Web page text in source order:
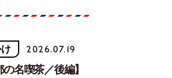
2026.07.19
の名喫茶／後編】